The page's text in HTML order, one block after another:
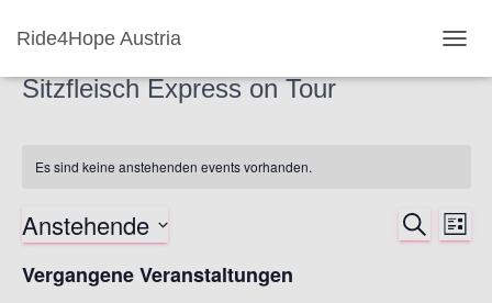
Ride4Hope Austria
Sitzfleisch Express on Tour
Es sind keine anstehenden events vorhanden.
SUCHE
LISTE
Anstehende
wählen.
Vergangene Veranstaltungen